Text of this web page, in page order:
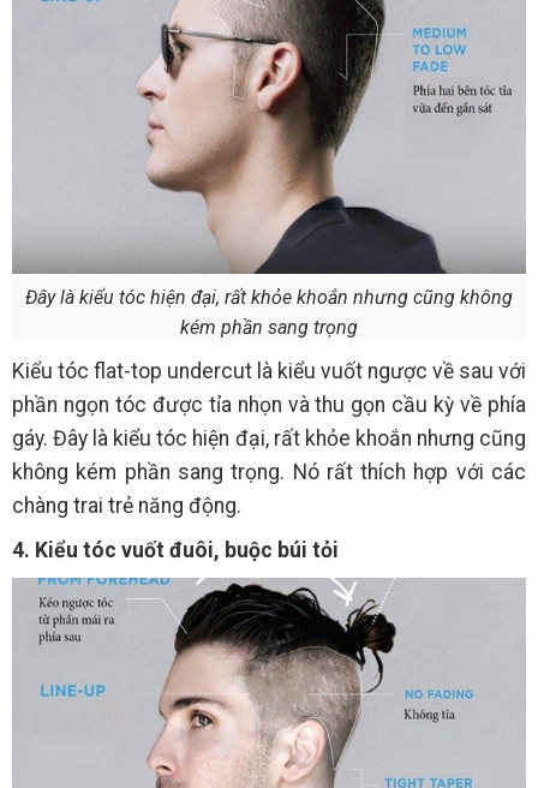
Đây là kiểu tóc hiện đại, rất khỏe khoắn nhưng cũng không
kém phần sang trọng
Kiểu tóc flat-top undercut là kiểu vuốt ngược về sau với
phần ngọn tóc được tỉa nhọn và thu gọn cầu kỳ về phía
gáy. Đây là kiểu tóc hiện đại, rất khỏe khoắn nhưng cũng
không kém phần sang trọng. Nó rất thích hợp với các
chàng trai trẻ năng động.
4. Kiểu tóc vuốt đuôi, buộc búi tỏi